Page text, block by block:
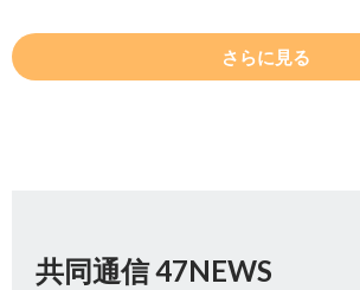
さらに見る
共同通信 47NEWS